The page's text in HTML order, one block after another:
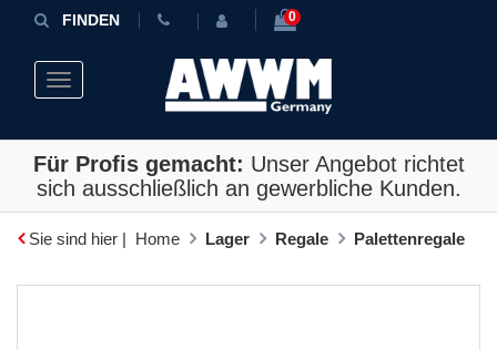
FINDEN 0
Toggle navigation
Für Profis gemacht: Unser Angebot richtet
sich ausschließlich an gewerbliche Kunden.
Sie sind hier | Home Lager Regale Palettenregale